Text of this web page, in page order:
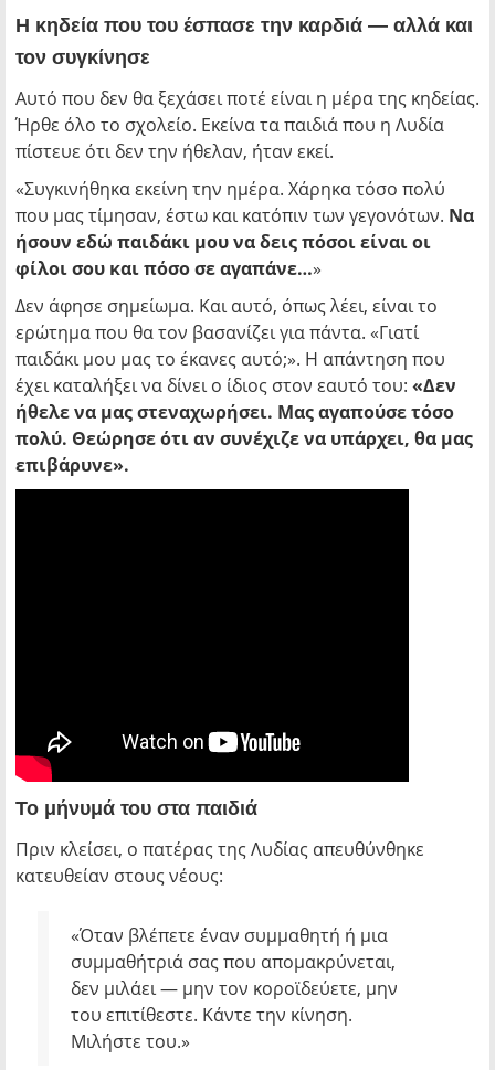
Η κηδεία που του έσπασε την καρδιά — αλλά και
τον συγκίνησε
Αυτό που δεν θα ξεχάσει ποτέ είναι η μέρα της κηδείας.
Ήρθε όλο το σχολείο. Εκείνα τα παιδιά που η Λυδία
πίστευε ότι δεν την ήθελαν, ήταν εκεί.
«Συγκινήθηκα εκείνη την ημέρα. Χάρηκα τόσο πολύ
που μας τίμησαν, έστω και κατόπιν των γεγονότων. Να
ήσουν εδώ παιδάκι μου να δεις πόσοι είναι οι
φίλοι σου και πόσο σε αγαπάνε…»
Δεν άφησε σημείωμα. Και αυτό, όπως λέει, είναι το
ερώτημα που θα τον βασανίζει για πάντα. «Γιατί
παιδάκι μου μας το έκανες αυτό;». Η απάντηση που
έχει καταλήξει να δίνει ο ίδιος στον εαυτό του: «Δεν
ήθελε να μας στεναχωρήσει. Μας αγαπούσε τόσο
πολύ. Θεώρησε ότι αν συνέχιζε να υπάρχει, θα μας
επιβάρυνε».
Το μήνυμά του στα παιδιά
Πριν κλείσει, ο πατέρας της Λυδίας απευθύνθηκε
κατευθείαν στους νέους:
«Όταν βλέπετε έναν συμμαθητή ή μια
συμμαθήτριά σας που απομακρύνεται,
δεν μιλάει — μην τον κοροϊδεύετε, μην
του επιτίθεστε. Κάντε την κίνηση.
Μιλήστε του.»